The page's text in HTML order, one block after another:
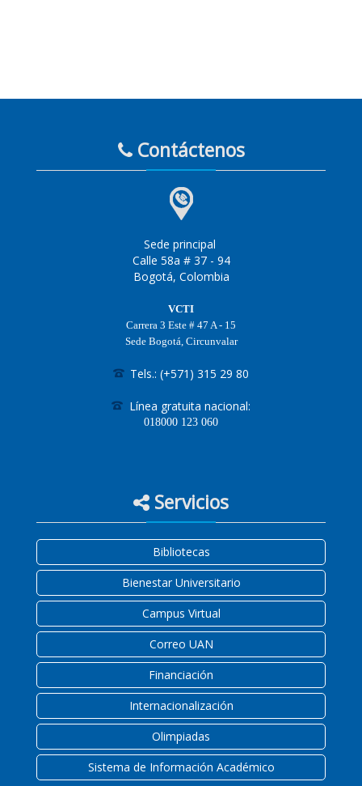
Contáctenos
Sede principal
Calle 58a # 37 - 94
Bogotá, Colombia
VCTI
Carrera 3 Este # 47 A - 15
Sede Bogotá, Circunvalar
Tels.: (+571) 315 29 80
Línea gratuita nacional:
018000 123 060
Servicios
Bibliotecas
Bienestar Universitario
Campus Virtual
Correo UAN
Financiación
Internacionalización
Olimpiadas
Sistema de Información Académico